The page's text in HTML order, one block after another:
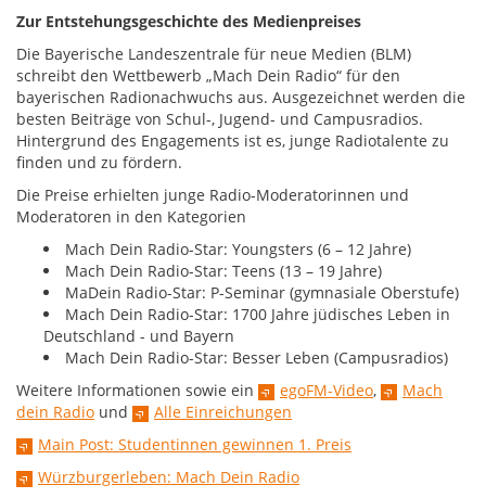
Zur Entstehungsgeschichte des Medienpreises
Die Bayerische Landeszentrale für neue Medien (BLM)
schreibt den Wettbewerb „Mach Dein Radio“ für den
bayerischen Radionachwuchs aus. Ausgezeichnet werden die
besten Beiträge von Schul-, Jugend- und Campusradios.
Hintergrund des Engagements ist es, junge Radiotalente zu
finden und zu fördern.
Die Preise erhielten junge Radio-Moderatorinnen und
Moderatoren in den Kategorien
Mach Dein Radio-Star: Youngsters (6 – 12 Jahre)
Mach Dein Radio-Star: Teens (13 – 19 Jahre)
MaDein Radio-Star: P-Seminar (gymnasiale Oberstufe)
Mach Dein Radio-Star: 1700 Jahre jüdisches Leben in
Deutschland - und Bayern
Mach Dein Radio-Star: Besser Leben (Campusradios)
Weitere Informationen sowie ein
egoFM-Video,
Mach
dein Radio und
Alle Einreichungen
Main Post: Studentinnen gewinnen 1. Preis
Würzburgerleben: Mach Dein Radio